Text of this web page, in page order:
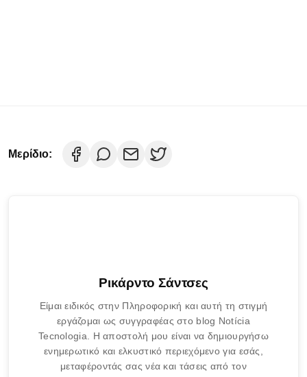
Μερίδιο:
Ρικάρντο Σάντσες
Είμαι ειδικός στην Πληροφορική και αυτή τη στιγμή
εργάζομαι ως συγγραφέας στο blog Notícia
Tecnologia. Η αποστολή μου είναι να δημιουργήσω
ενημερωτικό και ελκυστικό περιεχόμενο για εσάς,
μεταφέροντάς σας νέα και τάσεις από τον